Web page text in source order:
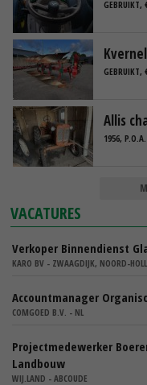
GEBRUIKT,
GEBRUIKT,
Allis
1956, P.O.A.
VACATURES
Verkoper Binnendienst
KARO BV - ZWAAGDIJK, NOORD-
Accountmanager
COMGOED B.V. - NL
Projectmedewerker
Landbouw
WIJ.LAND - ABCOUDE